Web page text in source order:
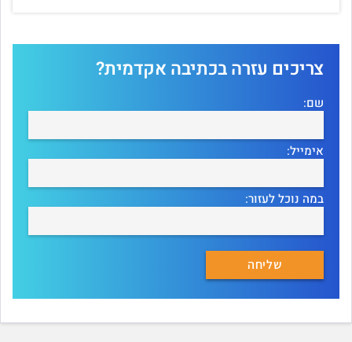
צריכים עזרה בכתיבה אקדמית?
שם:
אימייל:
במה נוכל לעזור: